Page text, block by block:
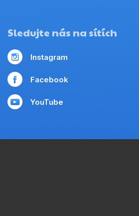
Sledujte nás na sítích
Instagram
Facebook
YouTube